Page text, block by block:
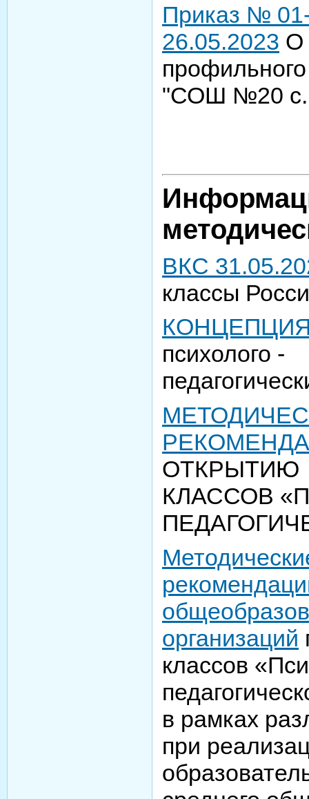
Приказ №
26.05.2023 О
"СОШ №20 с.
ВКС
классы
психолого -
ОТКРЫТИЮ
КЛАССОВ
организаций
классов
в рамках
при